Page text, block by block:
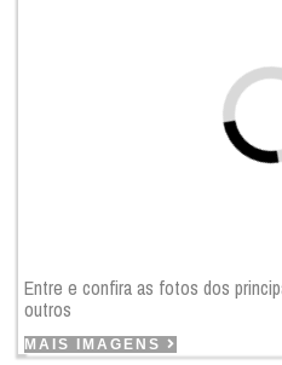
Entre e confira as fotos dos
outros
MAIS IMAGENS